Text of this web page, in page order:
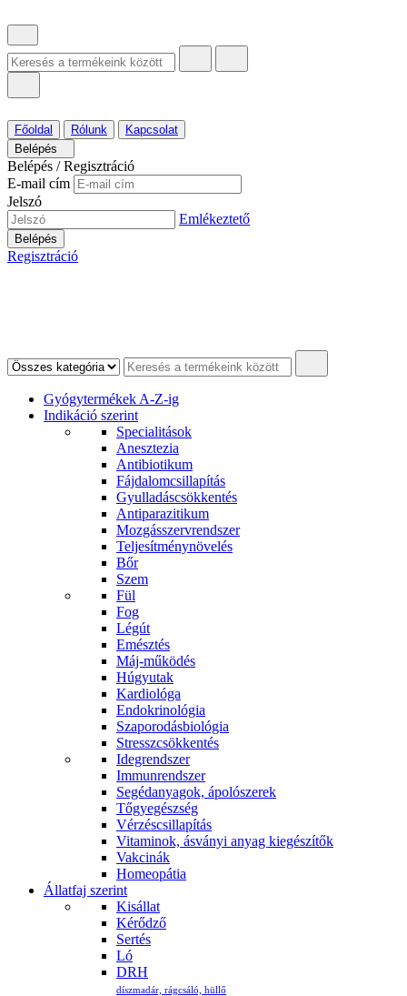
Főoldal Rólunk
Kapcsolat
Belépés
Belépés / Regisztráció
E-mail cím
Jelszó
Emlékeztető
Belépés
Regisztráció
Gyógytermékek A-Z-ig
Indikáció szerint
Specialitások
Anesztezia
Antibiotikum
Fájdalomcsillapítás
Gyulladáscsökkentés
Antiparazitikum
Mozgásszervrendszer
Teljesítménynövelés
Bőr
Szem
Fül
Fog
Légút
Emésztés
Máj-működés
Húgyutak
Kardiológa
Endokrinológia
Szaporodásbiológia
Stresszcsökkentés
Idegrendszer
Immunrendszer
Segédanyagok, ápolószerek
Tőgyegészség
Vérzéscsillapítás
Vitaminok, ásványi anyag kiegészítők
Vakcinák
Homeopátia
Állatfaj szerint
Kisállat
Kérődző
Sertés
Ló
DRH
díszmadár, rágcsáló, hüllő